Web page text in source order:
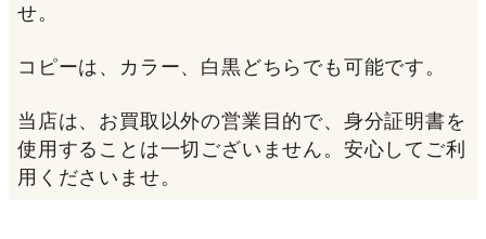
せ。
コピーは、カラー、白黒どちらでも可能です。
当店は、お買取以外の営業目的で、身分証明書を
使用することは一切ございません。安心してご利
用くださいませ。